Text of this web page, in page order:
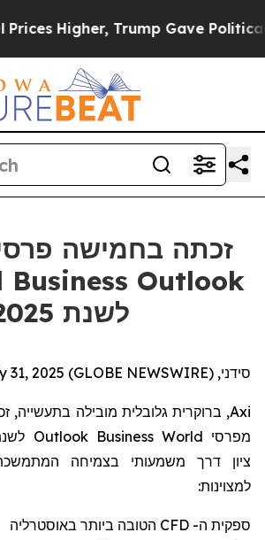
Higher, Trump Gave
Awards לשנת 2025
סידני, July 31, 2025 (GLOBE NEWSWIRE) --
Axi, ברוקרית גלובלית מובילה בתעשייה,
מפרסי World
Business
Outlook לשנת 2025,
ציון דרך משמעותי בצמיחה
למצוינות:
ספקית ה- CFD הטוב ה ביותר באוסטרליה